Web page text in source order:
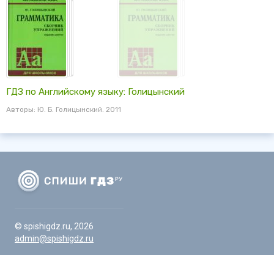
ГДЗ по Английскому языку: Голицынский
Авторы: Ю. Б. Голицынский. 2011
© spishigdz.ru, 2026
admin@spishigdz.ru